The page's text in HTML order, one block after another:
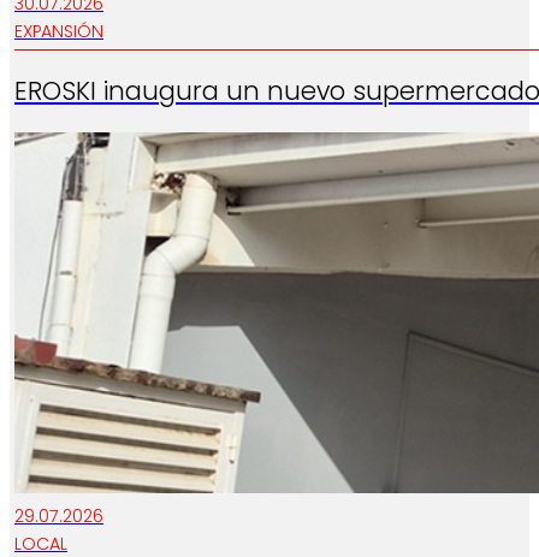
EXPANSIÓN
EROSKI inaugura un nuevo
29.07.2026
LOCAL